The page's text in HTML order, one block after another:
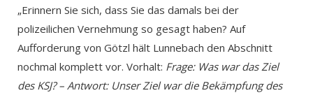
„Erinnern Sie sich, dass Sie das damals bei der
polizeilichen Vernehmung so gesagt haben? Auf
Aufforderung von Götzl hält Lunnebach den Abschnitt
nochmal komplett vor. Vorhalt: Frage: Was war das Ziel
des KSJ? – Antwort: Unser Ziel war die Bekämpfung des